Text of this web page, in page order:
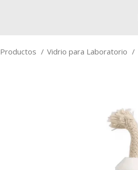
Productos Vidrio para Laboratorio